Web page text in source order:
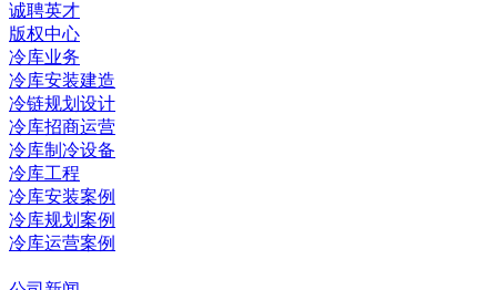
诚聘英才
版权中心
冷库业务
冷库安装建造
冷链规划设计
冷库招商运营
冷库制冷设备
冷库工程
冷库安装案例
冷库规划案例
冷库运营案例